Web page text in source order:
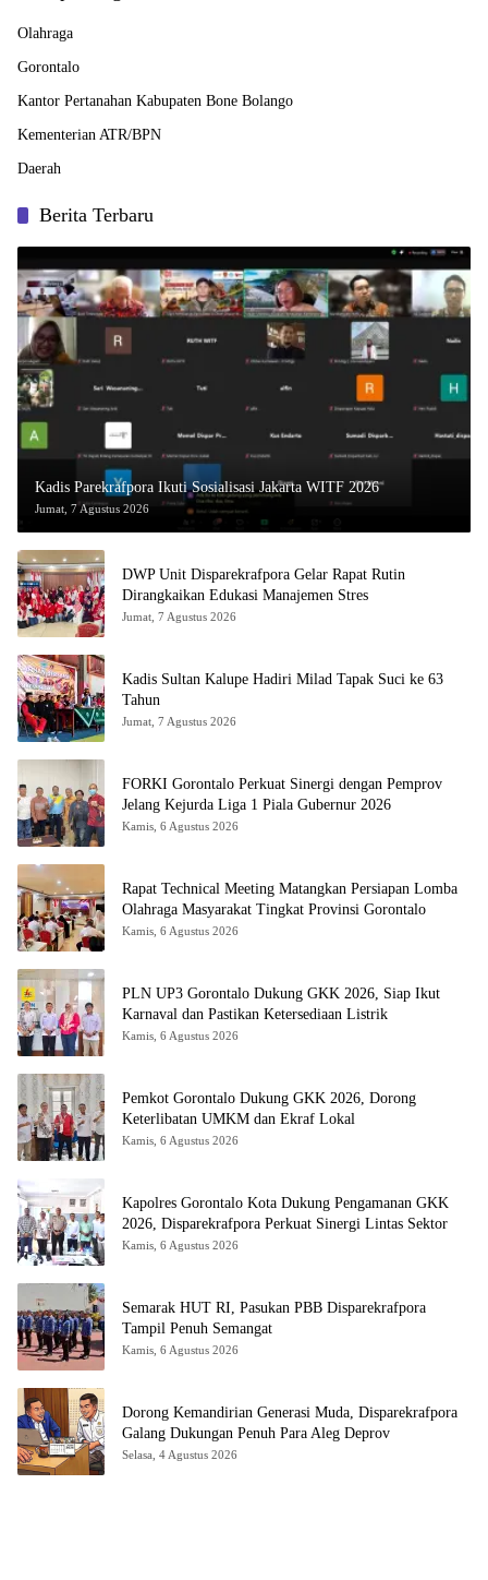
Olahraga
Gorontalo
Kantor Pertanahan Kabupaten Bone Bolango
Kementerian ATR/BPN
Daerah
Berita Terbaru
Kadis Parekrafpora Ikuti Sosialisasi Jakarta WITF 2026
Jumat, 7 Agustus 2026
DWP Unit Disparekrafpora Gelar Rapat Rutin
Dirangkaikan Edukasi Manajemen Stres
Jumat, 7 Agustus 2026
Kadis Sultan Kalupe Hadiri Milad Tapak Suci ke 63
Tahun
Jumat, 7 Agustus 2026
FORKI Gorontalo Perkuat Sinergi dengan Pemprov
Jelang Kejurda Liga 1 Piala Gubernur 2026
Kamis, 6 Agustus 2026
Rapat Technical Meeting Matangkan Persiapan Lomba
Olahraga Masyarakat Tingkat Provinsi Gorontalo
Kamis, 6 Agustus 2026
PLN UP3 Gorontalo Dukung GKK 2026, Siap Ikut
Karnaval dan Pastikan Ketersediaan Listrik
Kamis, 6 Agustus 2026
Pemkot Gorontalo Dukung GKK 2026, Dorong
Keterlibatan UMKM dan Ekraf Lokal
Kamis, 6 Agustus 2026
Kapolres Gorontalo Kota Dukung Pengamanan GKK
2026, Disparekrafpora Perkuat Sinergi Lintas Sektor
Kamis, 6 Agustus 2026
Semarak HUT RI, Pasukan PBB Disparekrafpora
Tampil Penuh Semangat
Kamis, 6 Agustus 2026
Dorong Kemandirian Generasi Muda, Disparekrafpora
Galang Dukungan Penuh Para Aleg Deprov
Selasa, 4 Agustus 2026